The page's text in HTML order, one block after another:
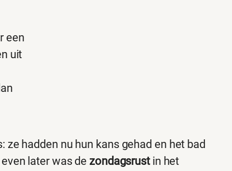
een
uit
hadden nu hun kans gehad en het bad
later was de zondagsrust in het